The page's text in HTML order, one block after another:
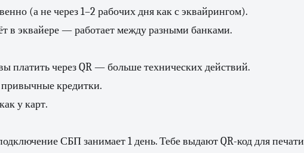
(а не через 1–2 рабочих дня как с эквайрингом).
в эквайере — работает между разными банками.
платить через QR — больше технических действий.
кредитки.
у карт.
СБП занимает 1 день. Тебе выдают QR-код для печати